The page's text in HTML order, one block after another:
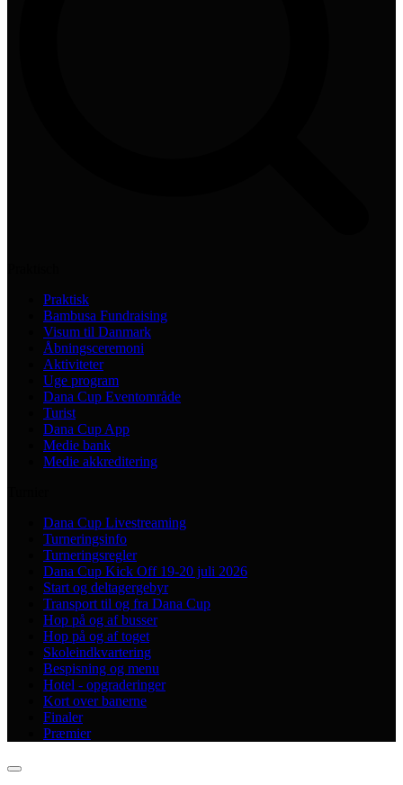
Praktisk
Bambusa Fundraising
Visum til Danmark
Åbningsceremoni
Aktiviteter
Uge program
Dana Cup Eventområde
Turist
Dana Cup App
Medie bank
Medie akkreditering
Dana Cup Livestreaming
Turneringsinfo
Turneringsregler
Dana Cup Kick Off 19-20 juli 2026
Start og deltagergebyr
Transport til og fra Dana Cup
Hop på og af busser
Hop på og af toget
Skoleindkvartering
Bespisning og menu
Hotel - opgraderinger
Kort over banerne
Finaler
Præmier